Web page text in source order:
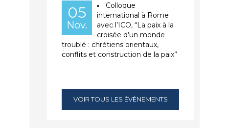
05
Nov.
Colloque
international à Rome
avec l’ICO, “La paix à la
croisée d’un monde
troublé : chrétiens orientaux,
conflits et construction de la paix”
VOIR TOUS LES ÉVÈNEMENTS